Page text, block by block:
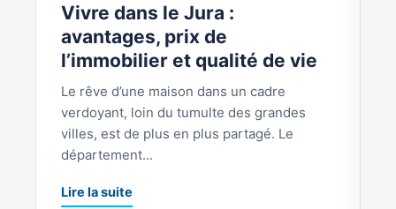
Vivre dans le Jura :
avantages, prix de
l’immobilier et qualité de vie
Le rêve d’une maison dans un cadre
verdoyant, loin du tumulte des grandes
villes, est de plus en plus partagé. Le
département...
Lire la suite